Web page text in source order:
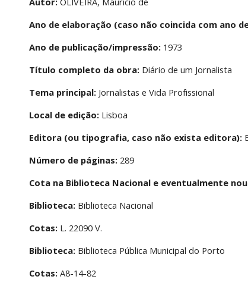
Ano de elaboração (caso não coincida com ano
Ano de publicação/impressão: 1973
Título completo da obra: Diário de um Jornalista
Tema principal: Jornalistas e Vida Profissional
Local de edição: Lisboa
Editora (ou tipografia, caso não exista editora):
Número de páginas: 289
Cota na Biblioteca Nacional e eventualmente
Biblioteca: Biblioteca Nacional
Cotas: L. 22090 V.
Biblioteca: Biblioteca Pública Municipal do Porto
Cotas: A8-14-82